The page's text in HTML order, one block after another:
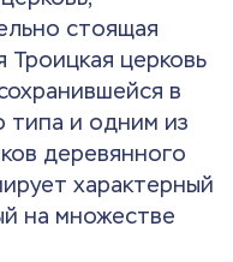
стоящая
Троицкая церковь
в
типа и одним из
деревянного
характерный
на множестве